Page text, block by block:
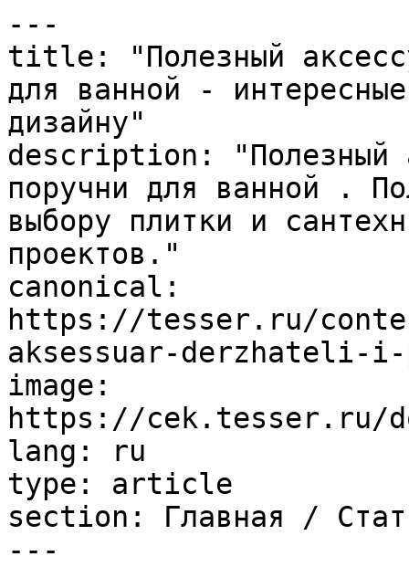
---
title: "Полезный
для ванной -
дизайну"
description: "Полезный
поручни для ванной .
выбору плитки и
проектов."
canonical:
https://tesser.ru/
aksessuar-derzhateli-
image:
https://cek.tesser.ru/
lang: ru
type: article
section: Главная /
---